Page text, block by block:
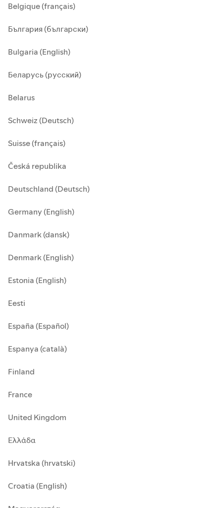
Belgique (français)
България (български)
Bulgaria (English)
Беларусь (русский)
Belarus
Schweiz (Deutsch)
Suisse (français)
Česká republika
Deutschland (Deutsch)
Germany (English)
Danmark (dansk)
Denmark (English)
Estonia (English)
Eesti
España (Español)
Espanya (català)
Finland
France
United Kingdom
Ελλάδα
Hrvatska (hrvatski)
Croatia (English)